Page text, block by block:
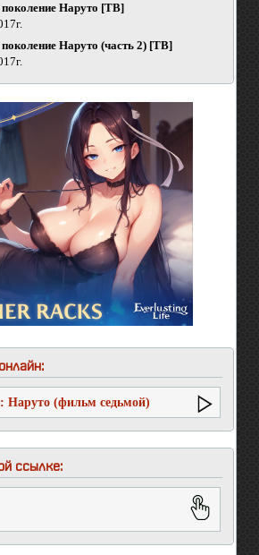
Наруто [ТВ]
Наруто (часть 2) [ТВ]
: Наруто (фильм седьмой)
ссылке: